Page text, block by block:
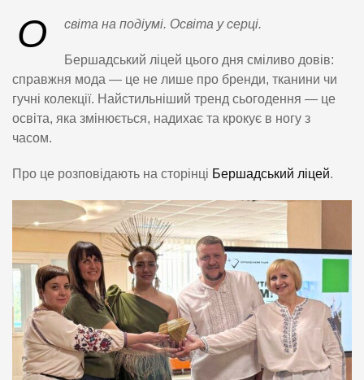
О світа на подіумі. Освіта у серці.
Бершадський ліцей цього дня сміливо довів:
справжня мода — це не лише про бренди, тканини чи
гучні колекції. Найстильніший тренд сьогодення — це
освіта, яка змінюється, надихає та крокує в ногу з
часом.
Про це розповідають на сторінці Бершадський ліцей.